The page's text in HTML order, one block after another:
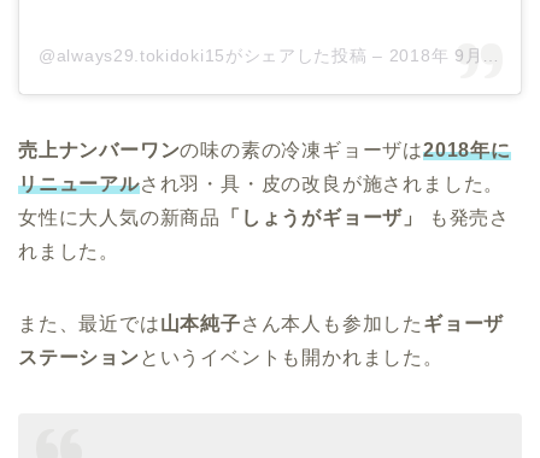
@always29.tokidoki15がシェアした投稿 – 2018年 9月月5日午前2時25分PDT
売上ナンバーワンの味の素の冷凍ギョーザは2018年に
リニューアルされ羽・具・皮の改良が施されました。
女性に大人気の新商品
「しょうがギョーザ」
も発売さ
れました。
また、最近では山本純子さん本人も参加した ギョーザ
ステーションというイベントも開かれました。